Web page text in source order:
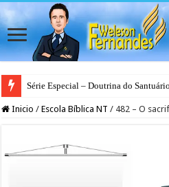
Série Especial – Doutrina do Santuário
Inicio / Escola Bíblica NT / 482 – O